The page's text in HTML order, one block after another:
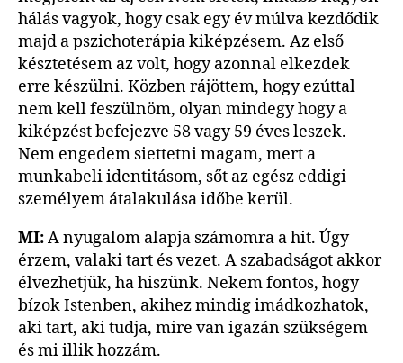
hálás vagyok, hogy csak egy év múlva kezdődik
majd a pszichoterápia kiképzésem. Az első
késztetésem az volt, hogy azonnal elkezdek
erre készülni. Közben rájöttem, hogy ezúttal
nem kell feszülnöm, olyan mindegy hogy a
kiképzést befejezve 58 vagy 59 éves leszek.
Nem engedem siettetni magam, mert a
munkabeli identitásom, sőt az egész eddigi
személyem átalakulása időbe kerül.
MI:A nyugalom alapja számomra a hit. Úgy
érzem, valaki tart és vezet. A szabadságot akkor
élvezhetjük, ha hiszünk. Nekem fontos, hogy
bízok Istenben, akihez mindig imádkozhatok,
aki tart, aki tudja, mire van igazán szükségem
és mi illik hozzám.